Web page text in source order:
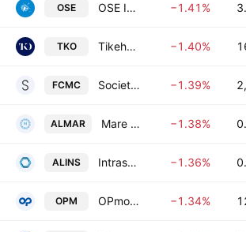
OSE OSE Immunotherapeutics SA −1.41%
TKO Tikehau Capital SCA −1.40%
FCMC Societe Fermiere du Casino Municipal de Cannes SA −1.39%
ALMAR Mare Nostrum SA (FR) −1.38%
ALINS Intrasense SA −1.36%
OPM OPmobility −1.34%